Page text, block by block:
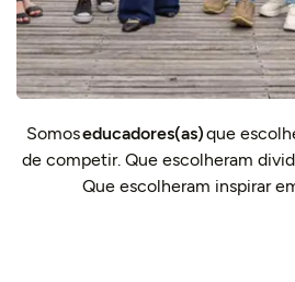
Somoseducadores(as)que
de competir. Que escolheram
Que escolheram inspirar